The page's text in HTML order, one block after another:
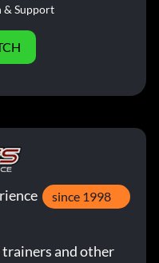
& Support
since 1998
and other